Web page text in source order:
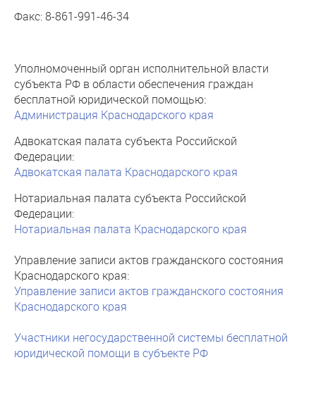
Факс: 8-861-991-46-34
Уполномоченный орган исполнительной власти
субъекта РФ в области обеспечения граждан
бесплатной юридической помощью:
Администрация Краснодарского края
Адвокатская палата субъекта Российской
Федерации:
Адвокатская палата Краснодарского края
Нотариальная палата субъекта Российской
Федерации:
Нотариальная палата Краснодарского края
Управление записи актов гражданского состояния
Краснодарского края:
Управление записи актов гражданского состояния
Краснодарского края
Участники негосударственной системы бесплатной
юридической помощи в субъекте РФ